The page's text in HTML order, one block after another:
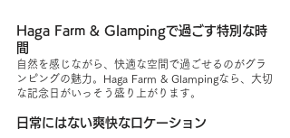
Haga Farm & Glampingで過ごす特別な時
間
自然を感じながら、快適な空間で過ごせるのがグラ
ンピングの魅力。Haga Farm & Glampingなら、大切
な記念日がいっそう盛り上がります。
日常にはない爽快なロケーション